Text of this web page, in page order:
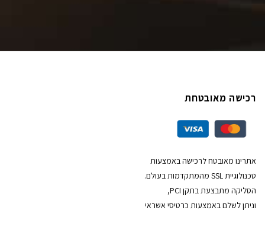
רכישה מאובטחת
אתרינו מאובטח לרכישה באמצעות
טכנולוגיית SSL מהמתקדמות בעולם.
הסליקה מתבצעת בתקן PCI,
וניתן לשלם באמצעות כרטיסי אשראי